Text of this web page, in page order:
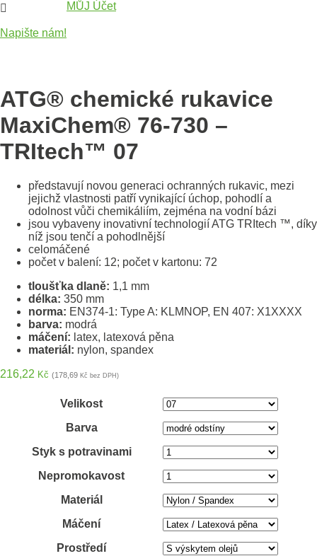

Napište nám!
MŮJ Účet
ATG® chemické rukavice
MaxiChem® 76-730 –
TRItech™ 07
představují novou generaci ochranných rukavic, mezi
jejichž vlastnosti patří vynikající úchop, pohodlí a
odolnost vůči chemikáliím, zejména na vodní bázi
jsou vybaveny inovativní technologií ATG TRItech ™, díky
níž jsou tenčí a pohodlnější
celomáčené
počet v balení: 12; počet v kartonu: 72
tloušťka dlaně: 1,1 mm
délka: 350 mm
norma: EN374-1: Type A: KLMNOP, EN 407: X1XXXX
barva: modrá
máčení: latex, latexová pěna
materiál: nylon, spandex
216,22 Kč (178,69 Kč bez DPH)
Velikost
Barva
Styk s potravinami
Nepromokavost
Materiál
Máčení
Prostředí